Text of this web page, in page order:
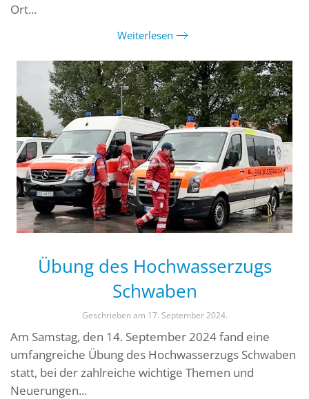
Ort...
Weiterlesen
Übung des Hochwasserzugs
Schwaben
Geschrieben am 17. September 2024.
Am Samstag, den 14. September 2024 fand eine
umfangreiche Übung des Hochwasserzugs Schwaben
statt, bei der zahlreiche wichtige Themen und
Neuerungen...